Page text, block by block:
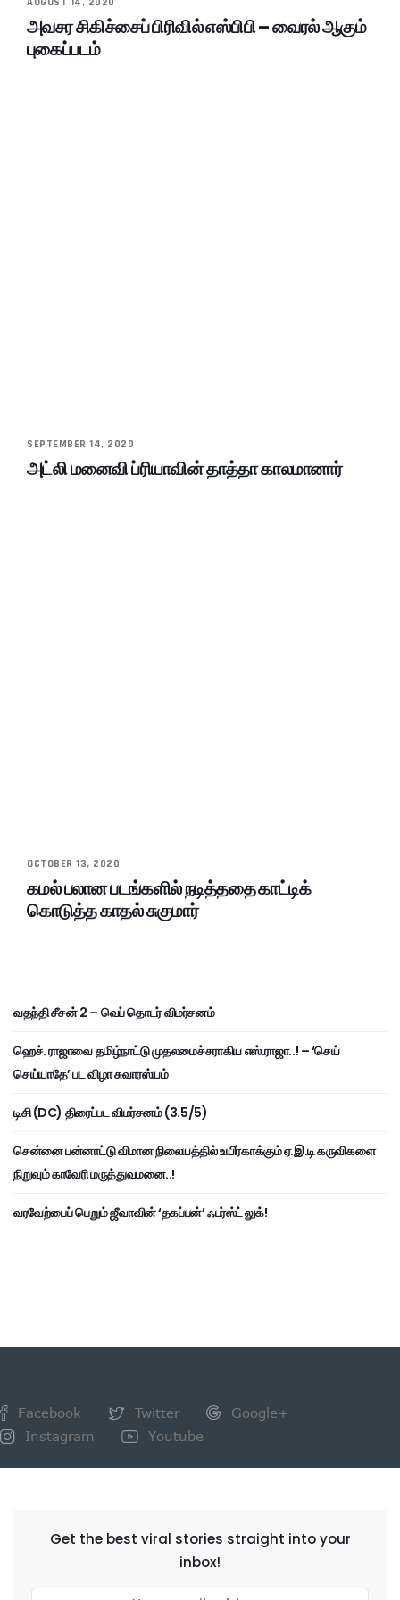
அவசர சிகிச்சைப் பிரிவில் எஸ்பிபி – வைரல் ஆகும்
புகைப்படம்
SEPTEMBER 14, 2020
அட்லி மனைவி ப்ரியாவின் தாத்தா காலமானார்
OCTOBER 13, 2020
கமல் பலான படங்களில் நடித்ததை காட்டிக்
கொடுத்த காதல் சுகுமார்
வதந்தி சீசன் 2 – வெப் தொடர் விமர்சனம்
ஹெச். ராஜாவை தமிழ்நாட்டு முதலமைச்சராகிய எஸ்.ராஜா..! – ‘செய்
செய்யாதே’ பட விழா சுவாரஸ்யம்
டிசி (DC) திரைப்பட விமர்சனம் (3.5/5)
சென்னை பன்னாட்டு விமான நிலையத்தில் உயிர்காக்கும் ஏ.இ.டி கருவிகளை
நிறுவும் காவேரி மருத்துவமனை..!
வரவேற்பைப் பெறும் ஜீவாவின் ‘தகப்பன்’ ஃபர்ஸ்ட் லுக்!
Facebook Twitter
Google+
Instagram
Youtube
Get the best viral stories straight into your
inbox!